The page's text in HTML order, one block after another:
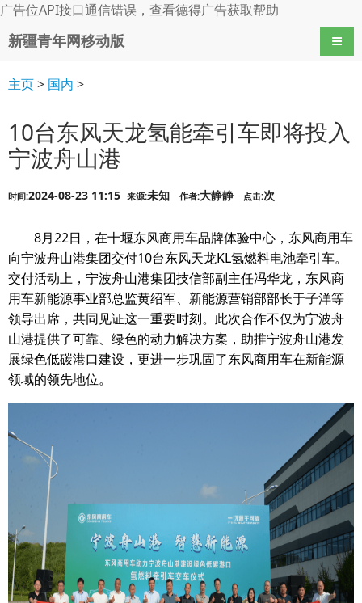
广告位API接口通信错误，查看德得广告获取帮助
新疆青年网移动版 导航
主页> 国内 >
10台东风天龙氢能牵引车即将投入
宁波舟山港
时间:2024-08-23 11:15 来源:未知 作者:大静静 点击:次
8月22日，在十堰东风商用车品牌体验中心，东风商用车
向宁波舟山港集团交付10台东风天龙KL氢燃料电池牵引车。
交付活动上，宁波舟山港集团技信部副主任冯华龙，东风商
用车新能源事业部总监黄绍军、新能源营销部部长于子洋等
领导出席，共同见证这一重要时刻。此次合作不仅为宁波舟
山港提供了可靠、绿色的动力解决方案，助推宁波舟山港发
展绿色低碳港口建设，更进一步巩固了东风商用车在新能源
领域的领先地位。